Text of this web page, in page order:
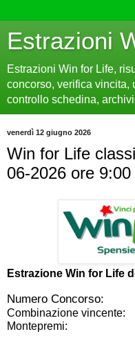
Estrazioni
Estrazioni Win for Life,
concorso, verifica vincita,
controllo schedina,
venerdì 12 giugno 2026
Win for Life
06-2026 ore 9:00
Estrazione Win for Life
Numero Concorso:
Combinazione vincente:
Montepremi: